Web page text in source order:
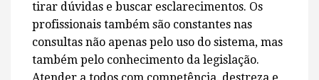
tirar dúvidas e buscar esclarecimentos. Os
profissionais também são constantes nas
consultas não apenas pelo uso do sistema, mas
também pelo conhecimento da legislação.